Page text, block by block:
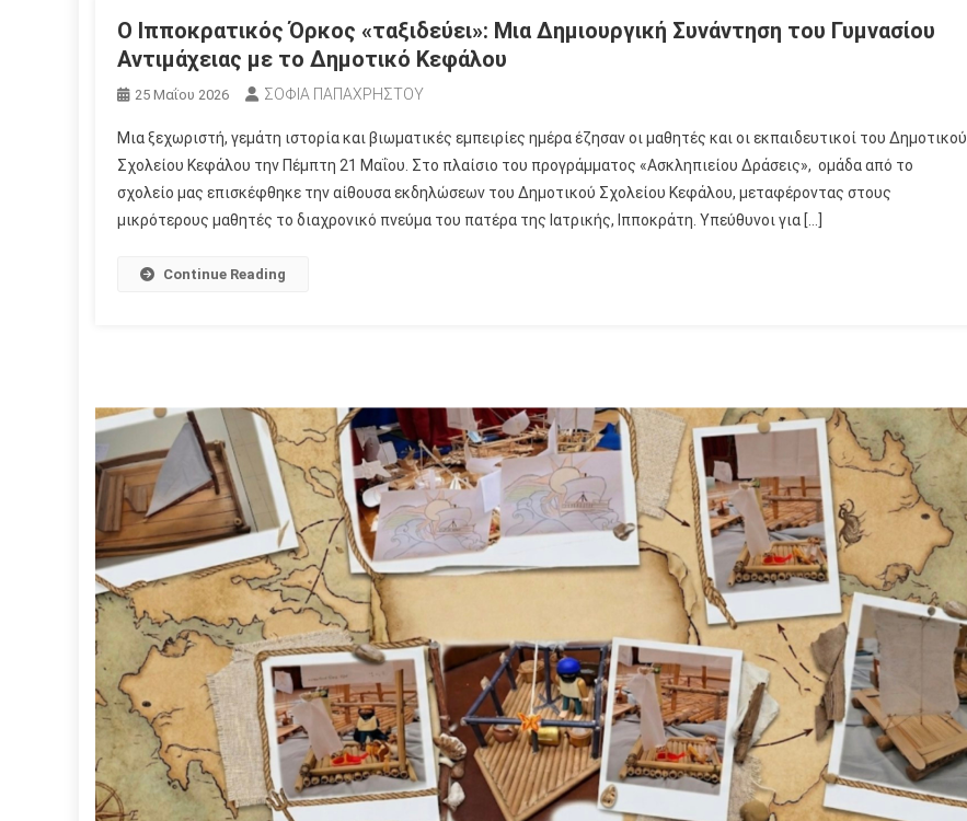
Ο Ιπποκρατικός Όρκος «ταξιδεύει»: Μια Δημιουργική Συνάντηση του Γυμνασίου
Αντιμάχειας με το Δημοτικό Κεφάλου
25 Μαΐου 2026 ΣΟΦΙΑ ΠΑΠΑΧΡΗΣΤΟΥ
Μια ξεχωριστή, γεμάτη ιστορία και βιωματικές εμπειρίες ημέρα έζησαν οι μαθητές και οι εκπαιδευτικοί του Δημοτικού
Σχολείου Κεφάλου την Πέμπτη 21 Μαΐου. Στο πλαίσιο του προγράμματος «Ασκληπιείου Δράσεις», ομάδα από το
σχολείο μας επισκέφθηκε την αίθουσα εκδηλώσεων του Δημοτικού Σχολείου Κεφάλου, μεταφέροντας στους
μικρότερους μαθητές το διαχρονικό πνεύμα του πατέρα της Ιατρικής, Ιπποκράτη. Υπεύθυνοι για […]
Continue Reading